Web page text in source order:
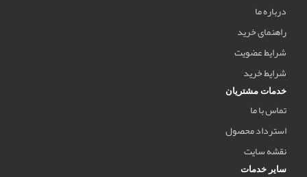
درباره ما
راهنمای خرید
شرایط عضویت
شرایط خرید
خدمات مشتریان
تماس با ما
استرداد محصول
نقشه سایت
سایر خدمات